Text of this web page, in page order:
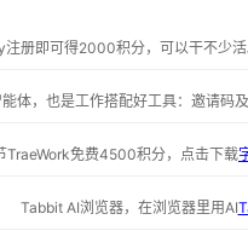
册即可得2000积分，可以干不少活
体，也是工作搭配好工具：邀请码及
TraeWork免费4500积分，点击下载
Tabbit AI浏览器，在浏览器里用AI